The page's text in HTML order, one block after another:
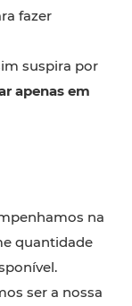
fazer
suspira por
apenas em
na
quantidade
ser a nossa